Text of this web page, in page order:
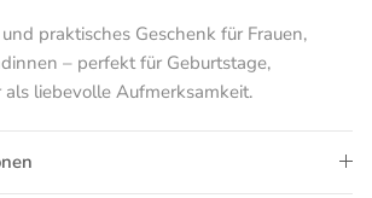
praktisches Geschenk für Frauen,
– perfekt für Geburtstage,
liebevolle Aufmerksamkeit.